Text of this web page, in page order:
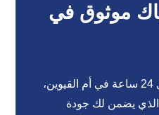
موثوق في
عند الحاجة إلى سباك يعمل 24 ساعة في أم القيوين،
الذي يضمن لك جودة